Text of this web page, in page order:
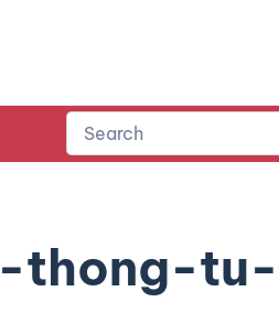
thong-tu-